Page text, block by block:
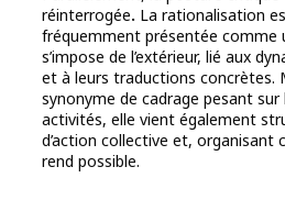
réinterrogée. La rationalisation
fréquemment présentée comme
s’impose de l’extérieur, lié aux
et à leurs traductions concrètes.
synonyme de cadrage pesant sur
activités, elle vient également
d’action collective et, organisant
rend possible.